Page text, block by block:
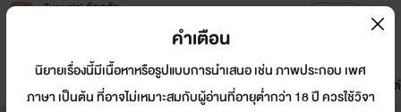
Tunwalai ธัญวลัย
หน้าแรก นิยาย อีบุ๊ก การ์ตูน
มาใหม่
ดรีมแชท ธัญลิสต์
คำเตือน
นิยายเรื่องนี้มีเนื้อหาหรือรูปแบบการนำเสนอ เช่น ภาพประกอบ เพศ
ภาษา เป็นต้น ที่อาจไม่เหมาะสมกับผู้อ่านที่อายุต่ำกว่า 18 ปี ควรใช้วิจา